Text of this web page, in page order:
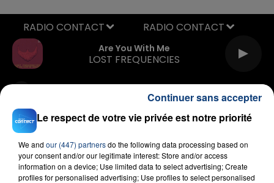
Are You With Me
LOST FREQUENCIES
RADIO CONTACT
FIL D'ACTU
Le respect de votre vie privée est notre priorité
We and our (447) partnersdo the following data processing based on
your consent and/or our legitimate interest: Store and/or access
information on a device; Use limited data to select advertising; Create
profiles for personalised advertising; Use profiles to select personalised
Continuer sans accepter